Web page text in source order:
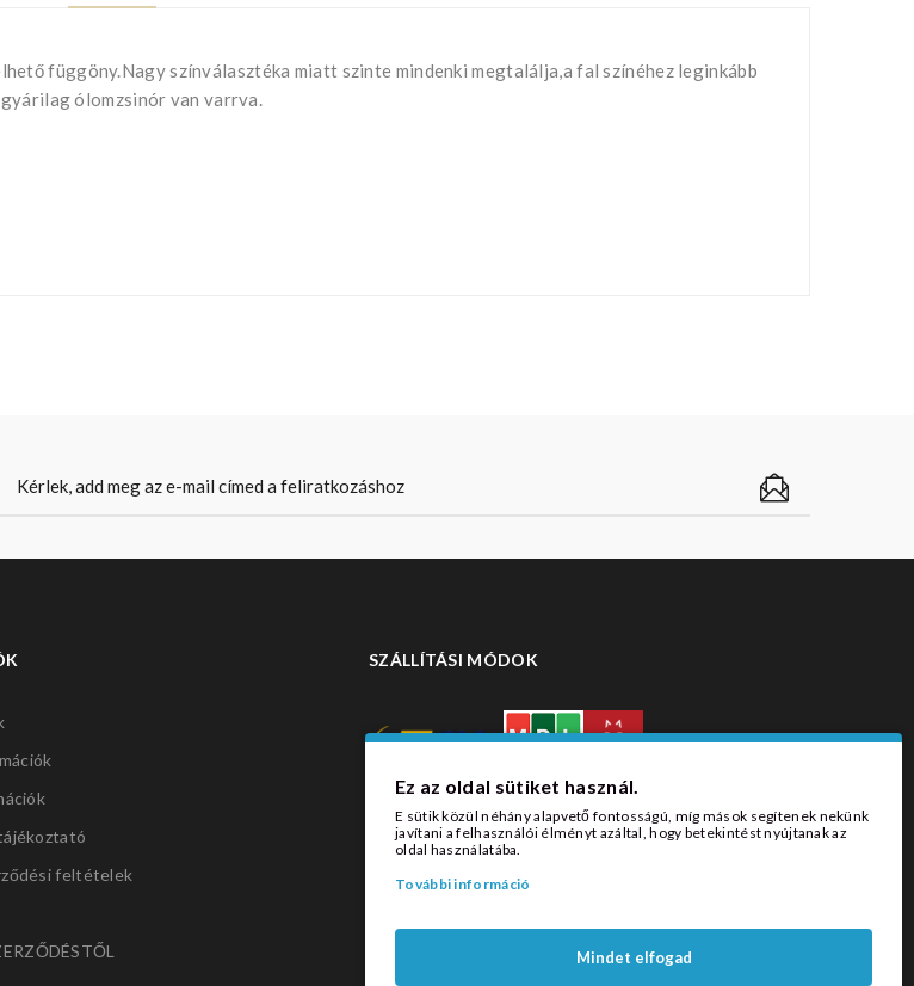
függöny.Nagy színválasztéka miatt szinte mindenki megtalálja,a fal színéhez leginkább
ólomzsinór van varrva.
feltételek
SZÁLLÍTÁSI MÓDOK
Ez az oldal sütiket használ.
E sütik közül néhány alapvető fontosságú, míg mások segítenek nekünk
javítani a felhasználói élményt azáltal, hogy betekintést nyújtanak az
oldal használatába.
További információ
Mindet elfogad